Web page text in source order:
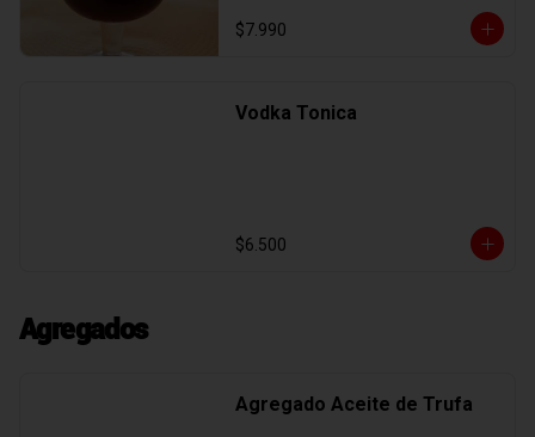
$7.990
Vodka Tonica
$6.500
Agregados
Agregado Aceite de Trufa